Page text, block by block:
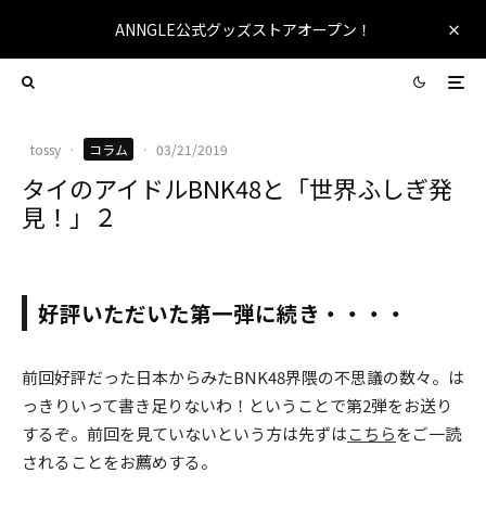
ANNGLE公式グッズストアオープン！
tossy · コラム · 03/21/2019
タイのアイドルBNK48と「世界ふしぎ発
見！」２
好評いただいた第一弾に続き・・・・
前回好評だった日本からみたBNK48界隈の不思議の数々。は
っきりいって書き足りないわ！ということで第2弾をお送り
するぞ。前回を見ていないという方は先ずはこちらをご一読
されることをお薦めする。